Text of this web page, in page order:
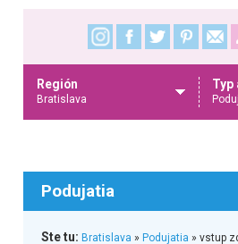
Región
Bratislava
Typ
Podujatia
Ste tu: Bratislava » Podujatia » vstup